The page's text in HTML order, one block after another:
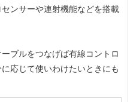
ンサーや連射機能などを搭載
ブルをつなげば有線コントロ
応じて使いわけたいときにも